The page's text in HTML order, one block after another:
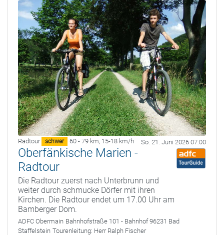
Radtour schwer 60 - 79 km, 15-18 km/h So. 21. Juni 2026 07:00
Oberfänkische Marien -
Radtour
Die Radtour zuerst nach Unterbrunn und
weiter durch schmucke Dörfer mit ihren
Kirchen. Die Radtour endet um 17.00 Uhr am
Bamberger Dom.
ADFC Obermain Bahnhofstraße 101 - Bahnhof 96231 Bad
Staffelstein Tourenleitung: Herr Ralph Fischer